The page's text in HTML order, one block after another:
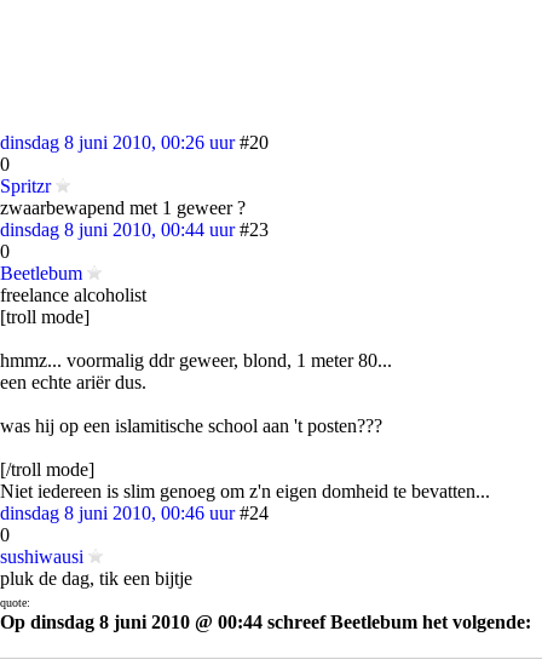
dinsdag 8 juni 2010, 00:26 uur #20
0
Spritzr
zwaarbewapend met 1 geweer ?
dinsdag 8 juni 2010, 00:44 uur #23
0
Beetlebum
freelance alcoholist
[troll mode]
hmmz... voormalig ddr geweer, blond, 1 meter 80...
een echte ariër dus.
was hij op een islamitische school aan 't posten???
[/troll mode]
Niet iedereen is slim genoeg om z'n eigen domheid te bevatten...
dinsdag 8 juni 2010, 00:46 uur #24
0
sushiwausi
pluk de dag, tik een bijtje
quote:
Op dinsdag 8 juni 2010 @ 00:44 schreef Beetlebum het volgende:
was hij op een islamitische school aan 't posten???